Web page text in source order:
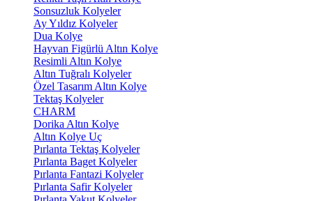
Sonsuzluk Kolyeler
Ay Yıldız Kolyeler
Dua Kolye
Hayvan Figürlü Altın Kolye
Resimli Altın Kolye
Altın Tuğralı Kolyeler
Özel Tasarım Altın Kolye
Tektaş Kolyeler
CHARM
Dorika Altın Kolye
Altın Kolye Uç
Pırlanta Tektaş Kolyeler
Pırlanta Baget Kolyeler
Pırlanta Fantazi Kolyeler
Pırlanta Safir Kolyeler